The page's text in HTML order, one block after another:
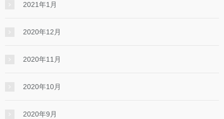
2021年1月
2020年12月
2020年11月
2020年10月
2020年9月